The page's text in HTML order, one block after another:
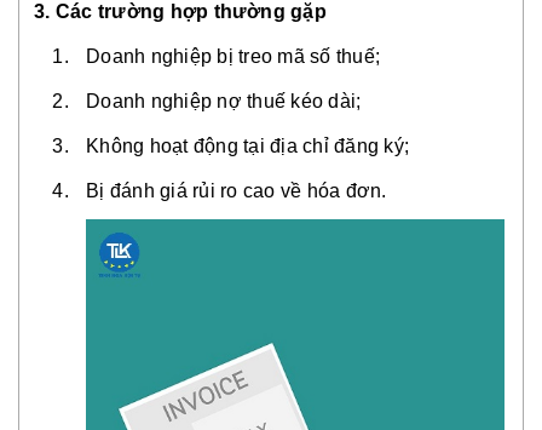
3. Các trường hợp thường gặp
Doanh nghiệp bị treo mã số thuế;
Doanh nghiệp nợ thuế kéo dài;
Không hoạt động tại địa chỉ đăng ký;
Bị đánh giá rủi ro cao về hóa đơn.